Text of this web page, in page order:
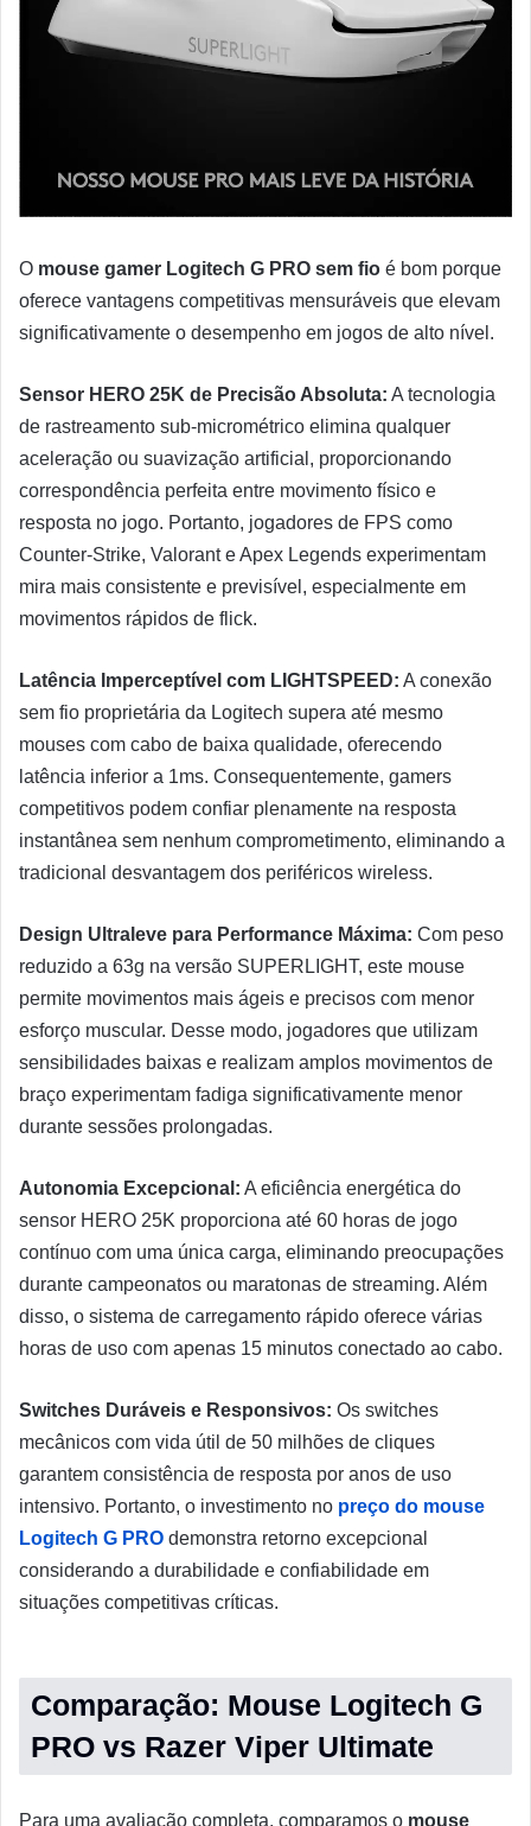
O mouse gamer Logitech G PRO sem fio é bom porque
oferece vantagens competitivas mensuráveis que elevam
significativamente o desempenho em jogos de alto nível.
Sensor HERO 25K de Precisão Absoluta: A tecnologia
de rastreamento sub-micrométrico elimina qualquer
aceleração ou suavização artificial, proporcionando
correspondência perfeita entre movimento físico e
resposta no jogo. Portanto, jogadores de FPS como
Counter-Strike, Valorant e Apex Legends experimentam
mira mais consistente e previsível, especialmente em
movimentos rápidos de flick.
Latência Imperceptível com LIGHTSPEED: A conexão
sem fio proprietária da Logitech supera até mesmo
mouses com cabo de baixa qualidade, oferecendo
latência inferior a 1ms. Consequentemente, gamers
competitivos podem confiar plenamente na resposta
instantânea sem nenhum comprometimento, eliminando a
tradicional desvantagem dos periféricos wireless.
Design Ultraleve para Performance Máxima: Com peso
reduzido a 63g na versão SUPERLIGHT, este mouse
permite movimentos mais ágeis e precisos com menor
esforço muscular. Desse modo, jogadores que utilizam
sensibilidades baixas e realizam amplos movimentos de
braço experimentam fadiga significativamente menor
durante sessões prolongadas.
Autonomia Excepcional: A eficiência energética do
sensor HERO 25K proporciona até 60 horas de jogo
contínuo com uma única carga, eliminando preocupações
durante campeonatos ou maratonas de streaming. Além
disso, o sistema de carregamento rápido oferece várias
horas de uso com apenas 15 minutos conectado ao cabo.
Switches Duráveis e Responsivos: Os switches
mecânicos com vida útil de 50 milhões de cliques
garantem consistência de resposta por anos de uso
intensivo. Portanto, o investimento no preço do mouse
Logitech G PRO demonstra retorno excepcional
considerando a durabilidade e confiabilidade em
situações competitivas críticas.
Comparação: Mouse Logitech G
PRO vs Razer Viper Ultimate
Para uma avaliação completa, comparamos o mouse